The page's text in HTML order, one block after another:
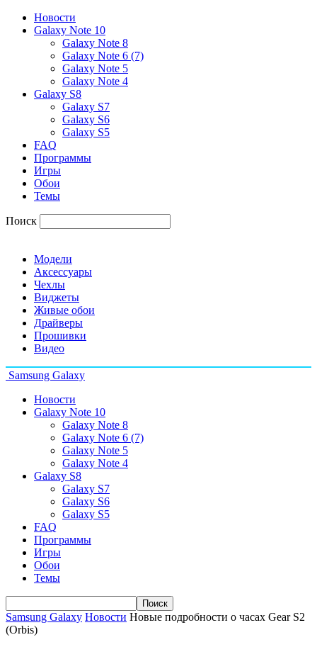
Новости
Galaxy Note 10
Galaxy Note 8
Galaxy Note 6 (7)
Galaxy Note 5
Galaxy Note 4
Galaxy S8
Galaxy S7
Galaxy S6
Galaxy S5
FAQ
Программы
Игры
Обои
Темы
Поиск
Модели
Аксессуары
Чехлы
Виджеты
Живые обои
Драйверы
Прошивки
Видео
Samsung Galaxy
Новости
Galaxy Note 10
Galaxy Note 8
Galaxy Note 6 (7)
Galaxy Note 5
Galaxy Note 4
Galaxy S8
Galaxy S7
Galaxy S6
Galaxy S5
FAQ
Программы
Игры
Обои
Темы
Samsung Galaxy Новости Новые подробности о часах Gear S2
(Orbis)